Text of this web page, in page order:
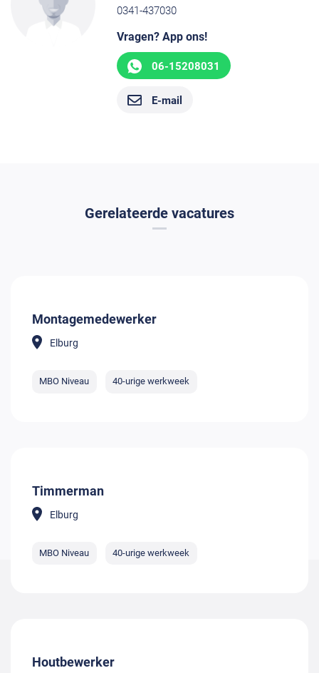
0341-437030
Vragen? App ons!
06-15208031
E-mail
Gerelateerde vacatures
Montagemedewerker
Elburg
MBO Niveau 40-urige werkweek
Timmerman
Elburg
MBO Niveau 40-urige werkweek
Houtbewerker